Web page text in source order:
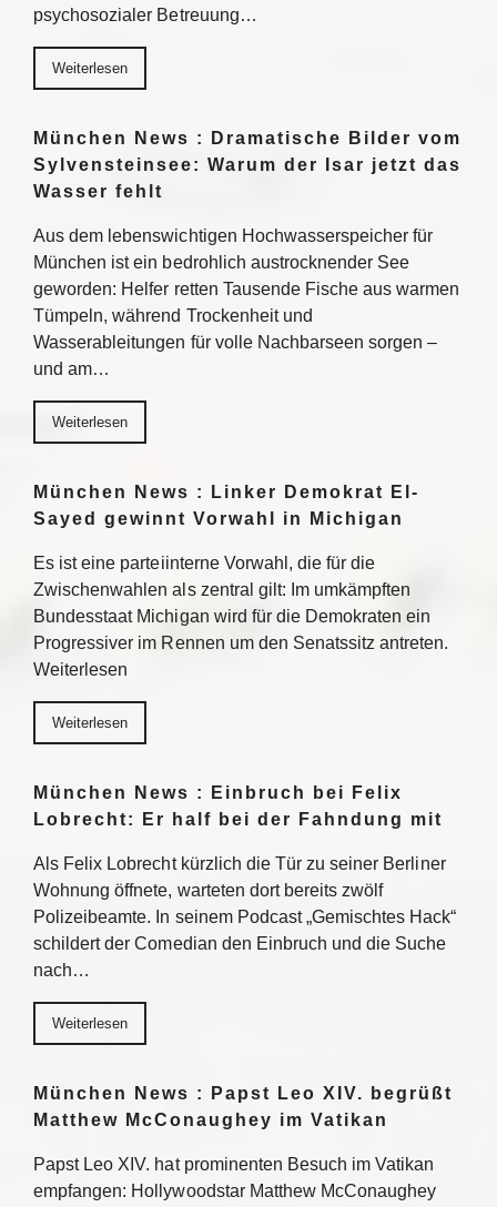
psychosozialer Betreuung…
Weiterlesen
München News : Dramatische Bilder vom
Sylvensteinsee: Warum der Isar jetzt das
Wasser fehlt
Aus dem lebenswichtigen Hochwasserspeicher für
München ist ein bedrohlich austrocknender See
geworden: Helfer retten Tausende Fische aus warmen
Tümpeln, während Trockenheit und
Wasserableitungen für volle Nachbarseen sorgen –
und am…
Weiterlesen
München News : Linker Demokrat El-
Sayed gewinnt Vorwahl in Michigan
Es ist eine parteiinterne Vorwahl, die für die
Zwischenwahlen als zentral gilt: Im umkämpften
Bundesstaat Michigan wird für die Demokraten ein
Progressiver im Rennen um den Senatssitz antreten.
Weiterlesen
Weiterlesen
München News : Einbruch bei Felix
Lobrecht: Er half bei der Fahndung mit
Als Felix Lobrecht kürzlich die Tür zu seiner Berliner
Wohnung öffnete, warteten dort bereits zwölf
Polizeibeamte. In seinem Podcast „Gemischtes Hack“
schildert der Comedian den Einbruch und die Suche
nach…
Weiterlesen
München News : Papst Leo XIV. begrüßt
Matthew McConaughey im Vatikan
Papst Leo XIV. hat prominenten Besuch im Vatikan
empfangen: Hollywoodstar Matthew McConaughey